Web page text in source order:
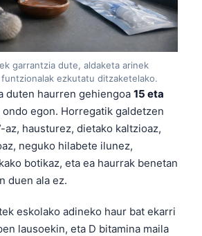
garrantzia dute, aldaketa arinek
ezkutatu ditzaketelako.
duten haurren gehiengoa 15 eta
ondo egon. Horregatik galdetzen
az, hausturez, dietako kaltzioaz,
neguko hilabete ilunez,
botikaz, eta ea haurrak benetan
duen ala ez.
eskolako adineko haur bat ekarri
lausoekin, eta D bitamina maila